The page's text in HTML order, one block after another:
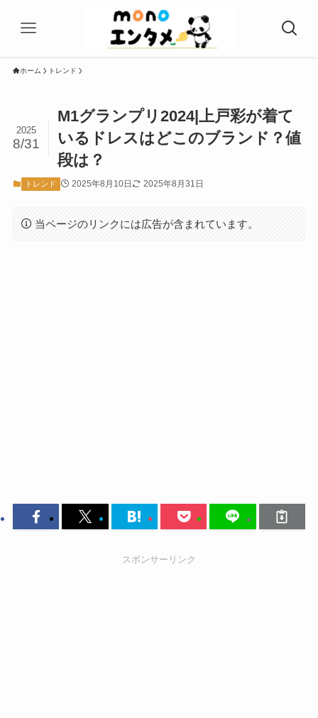
ホーム トレンド
M1グランプリ2024|上戸彩が着て
いるドレスはどこのブランド？値
段は？
2025
8/31
トレンド 2025年8月10日 2025年8月31日
当ページのリンクには広告が含まれています。
スポンサーリンク